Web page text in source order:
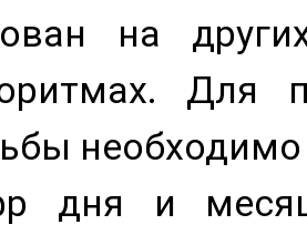
на
Для
дня и